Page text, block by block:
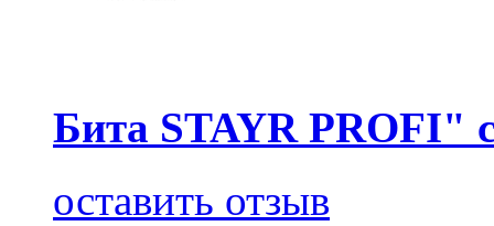
Бита STAYR PROFI"
оставить отзыв